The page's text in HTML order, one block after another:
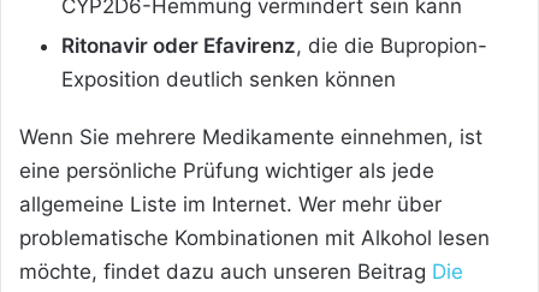
CYP2D6-Hemmung vermindert sein kann
Ritonavir oder Efavirenz, die die Bupropion-
Exposition deutlich senken können
Wenn Sie mehrere Medikamente einnehmen, ist
eine persönliche Prüfung wichtiger als jede
allgemeine Liste im Internet. Wer mehr über
problematische Kombinationen mit Alkohol lesen
möchte, findet dazu auch unseren Beitrag Die